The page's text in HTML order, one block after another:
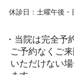
休診日：土曜午後・
・当院は完全予
ご予約なくご
いただけない